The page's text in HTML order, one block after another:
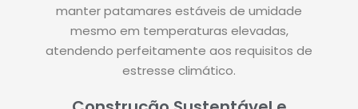
manter patamares estáveis de umidade
mesmo em temperaturas elevadas,
atendendo perfeitamente aos requisitos de
estresse climático.